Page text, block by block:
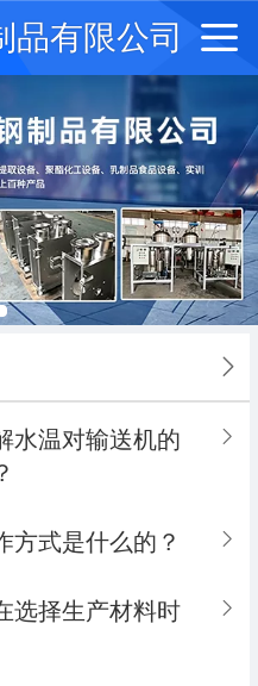
品有限公司
水温对输送机的
方式是什么的？​
选择生产材料时